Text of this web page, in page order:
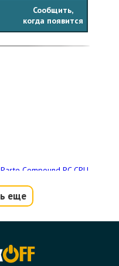
Сообщить,
когда появится
Grease Paste
еще